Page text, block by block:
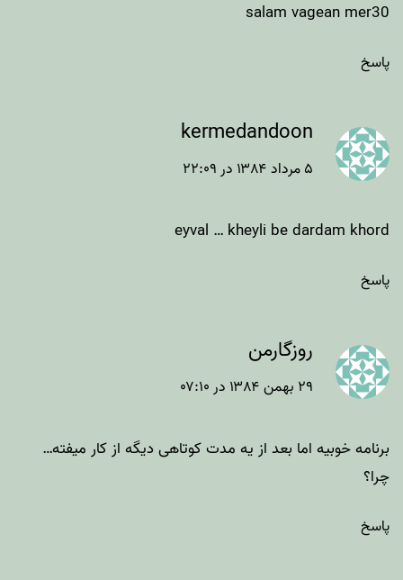
salam vagean mer30
پاسخ
kermedandoon
۵ مرداد ۱۳۸۴ در ۲۲:۰۹
eyval … kheyli be dardam khord
پاسخ
روزگارمن
۲۹ بهمن ۱۳۸۴ در ۰۷:۱۰
برنامه خوبیه اما بعد از یه مدت کوتاهی دیگه از کار میفته…
چرا؟
پاسخ